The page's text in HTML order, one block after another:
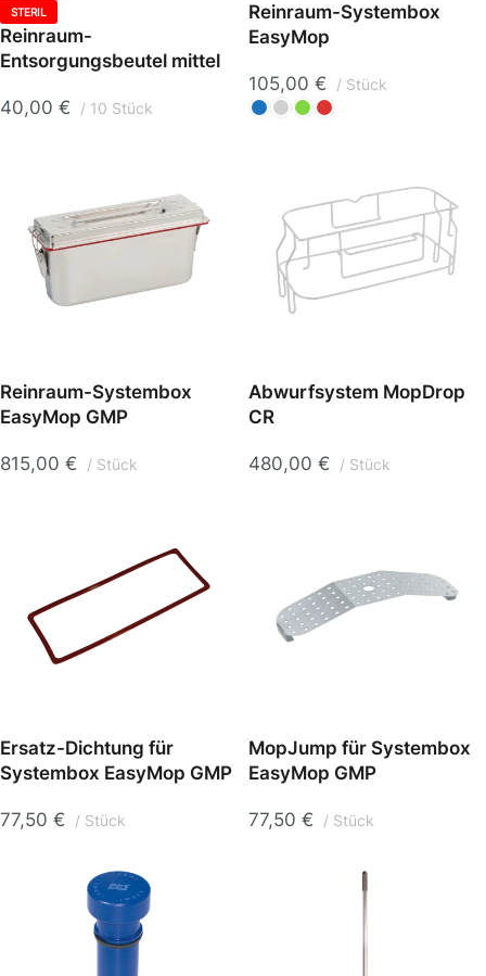
STERIL
Reinraum-
Entsorgungsbeutel mittel
40,00 € 10 Stück
Reinraum-Systembox
EasyMop
105,00 € Stück
Reinraum-Systembox
EasyMop GMP
815,00 € Stück
Abwurfsystem MopDrop
CR
480,00 € Stück
Ersatz-Dichtung für
Systembox EasyMop GMP
77,50 € Stück
MopJump für Systembox
EasyMop GMP
77,50 € Stück